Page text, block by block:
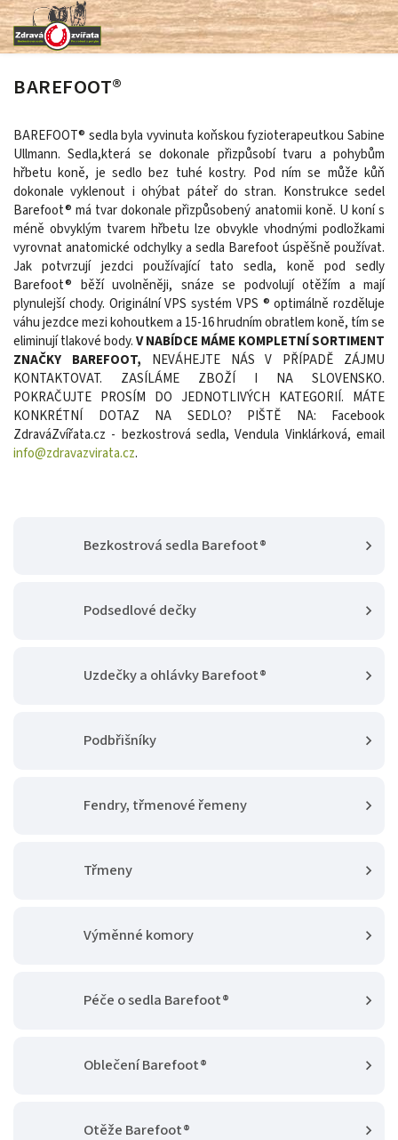
BAREFOOT®
BAREFOOT® sedla byla vyvinuta koňskou fyzioterapeutkou Sabine
Ullmann. Sedla,která se dokonale přizpůsobí tvaru a pohybům
hřbetu koně, je sedlo bez tuhé kostry. Pod ním se může kůň
dokonale vyklenout i ohýbat páteř do stran. Konstrukce sedel
Barefoot® má tvar dokonale přizpůsobený anatomii koně. U koní s
méně obvyklým tvarem hřbetu lze obvykle vhodnými podložkami
vyrovnat anatomické odchylky a sedla Barefoot úspěšně používat.
Jak potvrzují jezdci používající tato sedla, koně pod sedly
Barefoot® běží uvolněněji, snáze se podvolují otěžím a mají
plynulejší chody. Originální VPS systém VPS ® optimálně rozděluje
váhu jezdce mezi kohoutkem a 15-16 hrudním obratlem koně, tím se
eliminují tlakové body.V NABÍDCE MÁME KOMPLETNÍ SORTIMENT
ZNAČKY BAREFOOT, NEVÁHEJTE NÁS V PŘÍPADĚ ZÁJMU
KONTAKTOVAT. ZASÍLÁME ZBOŽÍ I NA SLOVENSKO.
POKRAČUJTE PROSÍM DO JEDNOTLIVÝCH KATEGORIÍ. MÁTE
KONKRÉTNÍ DOTAZ NA SEDLO? PIŠTĚ NA: Facebook
ZdraváZvířata.cz - bezkostrová sedla, Vendula Vinklárková, email
info@zdravazvirata.cz.
Bezkostrová sedla Barefoot®
Podsedlové dečky
Uzdečky a ohlávky Barefoot®
Podbřišníky
Fendry, třmenové řemeny
Třmeny
Výměnné komory
Péče o sedla Barefoot®
Oblečení Barefoot®
Otěže Barefoot®